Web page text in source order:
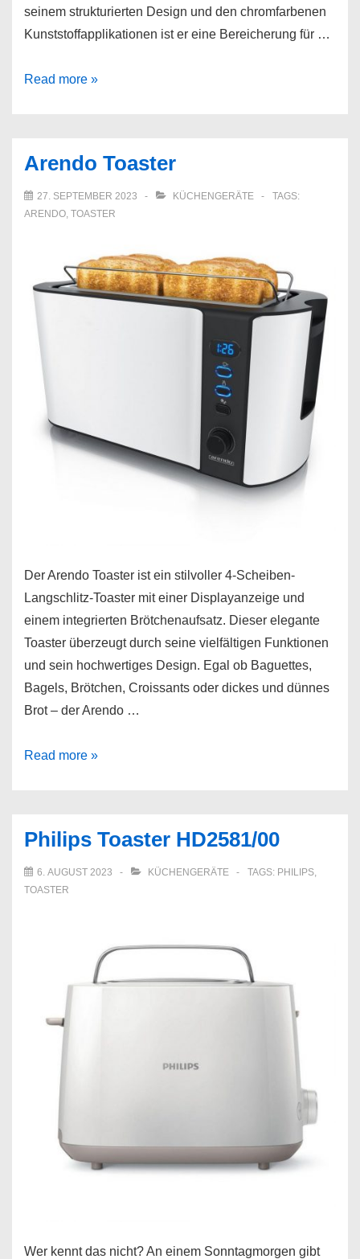
seinem strukturierten Design und den chromfarbenen
Kunststoffapplikationen ist er eine Bereicherung für …
Russell
24370-
56
Read more »
Arendo Toaster
27. SEPTEMBER 2023 KÜCHENGERÄTE
TAGS:
ARENDO, TOASTER
Der Arendo Toaster ist ein stilvoller 4-Scheiben-
Langschlitz-Toaster mit einer Displayanzeige und
einem integrierten Brötchenaufsatz. Dieser elegante
Toaster überzeugt durch seine vielfältigen Funktionen
und sein hochwertiges Design. Egal ob Baguettes,
Bagels, Brötchen, Croissants oder dickes und dünnes
Brot – der Arendo …
Arendo
Read more »
Philips Toaster HD2581/00
6. AUGUST 2023 KÜCHENGERÄTE TAGS: PHILIPS,
TOASTER
Wer kennt das nicht? An einem Sonntagmorgen gibt